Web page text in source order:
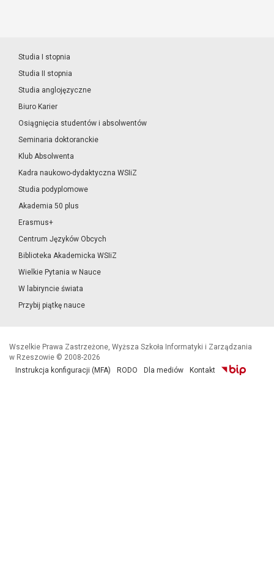
Studia I stopnia
Studia II stopnia
Studia anglojęzyczne
Biuro Karier
Osiągnięcia studentów i absolwentów
Seminaria doktoranckie
Klub Absolwenta
Kadra naukowo-dydaktyczna WSIiZ
Studia podyplomowe
Akademia 50 plus
Erasmus+
Centrum Języków Obcych
Biblioteka Akademicka WSIiZ
Wielkie Pytania w Nauce
W labiryncie świata
Przybij piątkę nauce
Wszelkie Prawa Zastrzeżone, Wyższa Szkoła Informatyki i Zarządzania
w Rzeszowie © 2008-2026
Instrukcja konfiguracji (MFA)
RODO Dla mediów Kontakt